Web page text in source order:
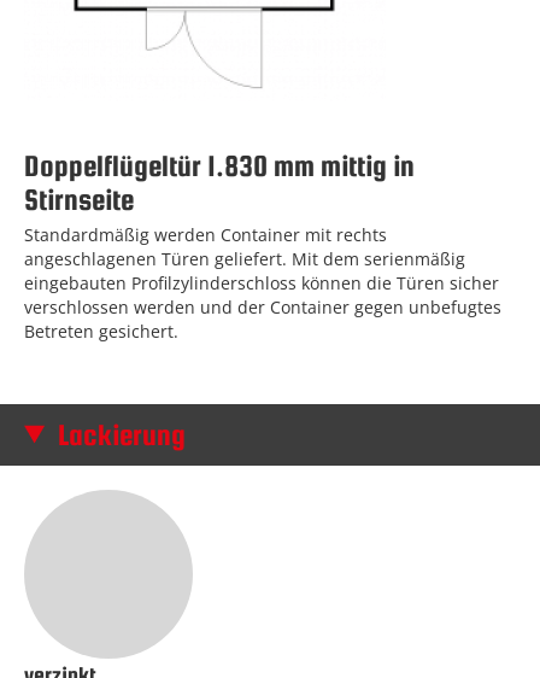
Doppelflügeltür 1.830 mm mittig in
Stirnseite
Standardmäßig werden Container mit rechts
angeschlagenen Türen geliefert. Mit dem serienmäßig
eingebauten Profilzylinderschloss können die Türen sicher
verschlossen werden und der Container gegen unbefugtes
Betreten gesichert.
Lackierung